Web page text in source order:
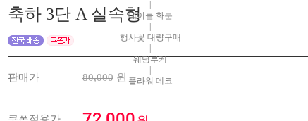
테이블 화분
행사꽃 대량구매
|
웨딩부케
|
플라워 데코
축하 3단 A 실속형
판매가 80,000 원
쿠폰적용가